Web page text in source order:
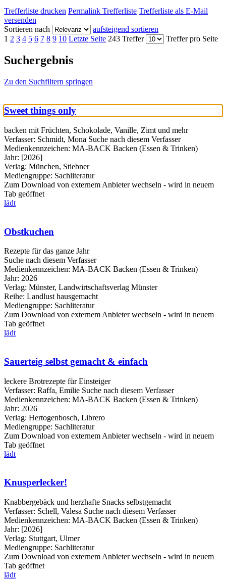
Trefferliste drucken Permalink Trefferliste Trefferliste als E-Mail
versenden
Sortieren nach
aufsteigend sortieren
1 2 3 4 5 6 7 8 9 10 Letzte Seite 243 Treffer Treffer pro Seite
Suchergebnis
Zu den Suchfiltern springen
Sweet things only
backen mit Früchten, Schokolade, Vanille, Zimt und mehr
Verfasser: Schmidt, Mona Suche nach diesem Verfasser
Medienkennzeichen: MA-BACK Backen (Essen & Trinken)
Jahr: [2026]
Verlag: München, Stiebner
Mediengruppe: Sachliteratur
Zum Download von externem Anbieter wechseln - wird in neuem
Tab geöffnet
lädt
Obstkuchen
Rezepte für das ganze Jahr
Suche nach diesem Verfasser
Medienkennzeichen: MA-BACK Backen (Essen & Trinken)
Jahr: 2026
Verlag: Münster, Landwirtschaftsverlag Münster
Reihe: Landlust hausgemacht
Mediengruppe: Sachliteratur
Zum Download von externem Anbieter wechseln - wird in neuem
Tab geöffnet
lädt
Sauerteig selbst gemacht & einfach
leckere Brotrezepte für Einsteiger
Verfasser: Raffa, Emilie Suche nach diesem Verfasser
Medienkennzeichen: MA-BACK Backen (Essen & Trinken)
Jahr: 2026
Verlag: Hertogenbosch, Librero
Mediengruppe: Sachliteratur
Zum Download von externem Anbieter wechseln - wird in neuem
Tab geöffnet
lädt
Knusperlecker!
Knabbergebäck und herzhafte Snacks selbstgemacht
Verfasser: Schell, Valesa Suche nach diesem Verfasser
Medienkennzeichen: MA-BACK Backen (Essen & Trinken)
Jahr: [2026]
Verlag: Stuttgart, Ulmer
Mediengruppe: Sachliteratur
Zum Download von externem Anbieter wechseln - wird in neuem
Tab geöffnet
lädt